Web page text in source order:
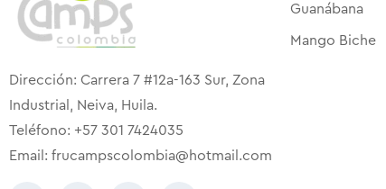
Dirección: Carrera 7 #12a-163 Sur, Zona
Industrial, Neiva, Huila.
Teléfono: +57 301 7424035
Email: frucampscolombia@hotmail.com
Guanábana
Mango Biche